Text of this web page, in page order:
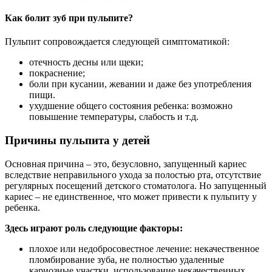
Как болит зуб при пульпите?
Пульпит сопровождается следующей симптоматикой:
отечность десны или щеки;
покраснение;
боли при кусании, жевании и даже без употребления
пищи.
ухудшение общего состояния ребенка: возможно
повышение температуры, слабость и т.д.
Причины пульпита у детей
Основная причина – это, безусловно, запущенный кариес
вследствие неправильного ухода за полостью рта, отсутствие
регулярных посещений детского стоматолога. Но запущенный
кариес – не единственное, что может привести к пульпиту у
ребенка.
Здесь играют роль следующие факторы:
плохое или недобросовестное лечение: некачественное
пломбирование зуба, не полностью удаленные